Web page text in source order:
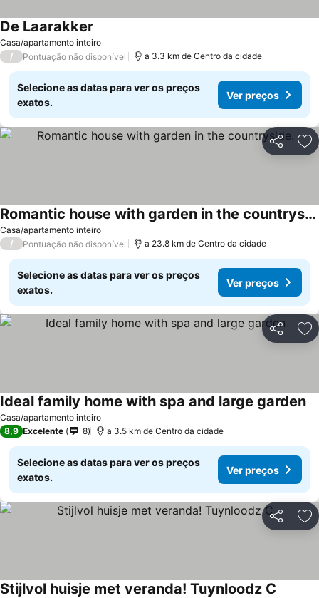
Casa/apartamento inteiro
De Laarakker
/ Pontuação não disponível a 3.3 km de Centro da cidade
Selecione as datas para ver os preços
exatos.
Ver preços
Partilhar
Casa/apartamento inteiro
Romantic house with garden in the countryside.
Ver preços
/ Pontuação não disponível a 23.8 km de Centro da cidade
Selecione as datas para ver os preços
exatos.
Ver preços
Partilhar
Casa/apartamento inteiro
Ideal family home with spa and large garden
8,9 Excelente 8 a 3.5 km de Centro da cidade
Selecione as datas para ver os preços
exatos.
Ver preços
Partilhar
Stijlvol huisje met veranda! Tuynloodz C